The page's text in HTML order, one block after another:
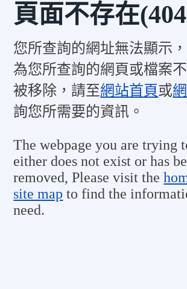
頁面不存在
您所查詢的網址無法顯示
為您所查詢的網頁或檔案
被移除，請至網站首頁或
詢您所需要的資訊。
The webpage you are trying
either does not exist or has
removed, Please visit the
site map to find the
need.